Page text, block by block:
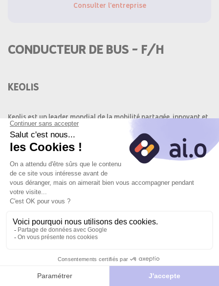
Consulter l'entreprise
CONDUCTEUR DE BUS - F/H
KEOLIS
Keolis est un leader mondial de la mobilité partagée, innovant et
durable, partenaire des autorités organisatrices de mobilité.
Avec une présence dans 16 pays et une expertise reconnue dans
l'exploitation de métro automatique et de tramway, Keolis
transporte chaque année 3,3 milliards de voyageurs sur
différents réseaux à travers le monde.
OBJECTIF DU POSTE
En tant que conducteur de bus pour Keolis, vous serez chargé de
transporter les passagers dans les meilleures conditions de
l'accueil des clients et de la vente des titres de transport.
Postuler
vers le site
partenaire
Je
Postuler